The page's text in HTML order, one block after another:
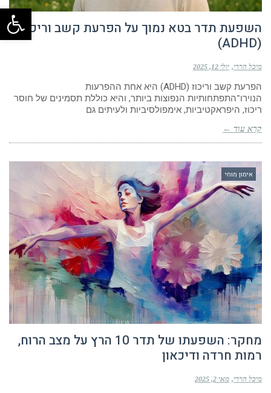
השפעת תדר בטא נמוך על הפרעת קשב וריכוז
(ADHD)
מיכל הררי יולי 12, 2025
הפרעת קשב וריכוז (ADHD) היא אחת ההפרעות
הנוירו־התפתחותיות הנפוצות ביותר, והיא כוללת תסמינים של חוסר
ריכוז, היפראקטיביות, אימפולסיביות ולעיתים גם
קרא עוד ←
אימון מוחי
מחקר: השפעתו של תדר 10 הרץ על מצב הרוח,
רמות חרדה ודיכאון
מיכל הררי מאי 2, 2025